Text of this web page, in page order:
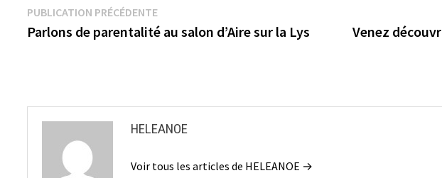
Navigation
de
PUBLICATION PRÉCÉDENTEPublication
précédente :
Parlons de parentalité au salon d’Aire sur la Lys
Venez
HELEANOE
Voir tous les articles de HELEANOE →